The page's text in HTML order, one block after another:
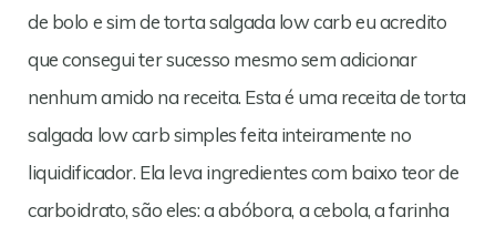
de bolo e sim de torta salgada low carb eu acredito
que consegui ter sucesso mesmo sem adicionar
nenhum amido na receita. Esta é uma receita de torta
salgada low carb simples feita inteiramente no
liquidificador. Ela leva ingredientes com baixo teor de
carboidrato, são eles: a abóbora, a cebola, a farinha